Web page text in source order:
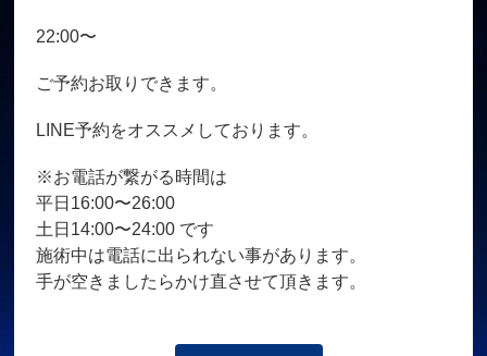
お客様の声
ご予約＋お問い合わせ
22:00〜
ご予約お取りできます。
LINE予約をオススメしております。
※お電話が繋がる時間は
平日16:00〜26:00
土日14:00〜24:00 です
施術中は電話に出られない事があります。
手が空きましたらかけ直させて頂きます。